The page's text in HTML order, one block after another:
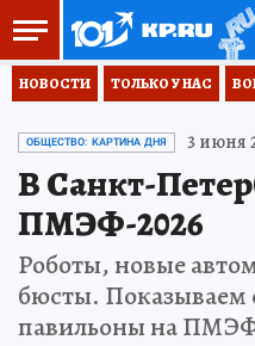
НОВОСТИ ТОЛЬКО У НАС
ОБЩЕСТВО: КАРТИНА ДНЯ 3 июня
В Санкт-
ПМЭФ-2026
Роботы, новые
бюсты.
павильоны на